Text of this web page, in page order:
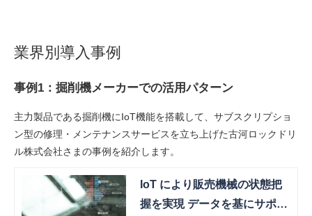
業界別導入事例
事例1：掘削機メーカーでの活用パターン
主力製品である掘削機にIoT機能を搭載して、サブスクリプショ
ン型の修理・メンテナンスサービスを立ち上げた古河ロックドリ
ル株式会社さまの事例を紹介します。
IoT により販売機械の状態把
握を実現 データを基にサポー